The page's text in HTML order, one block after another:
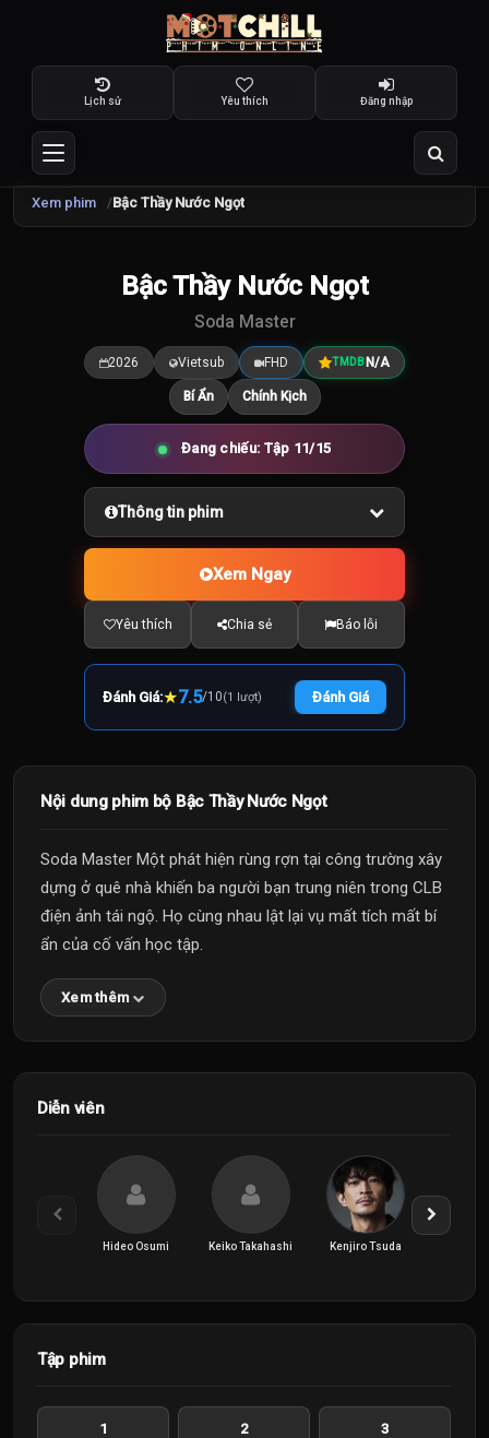
Lịch sử Yêu thích Đăng nhập
Xem phim Bậc Thầy Nước Ngọt
7.5 /10
Bậc Thầy Nước Ngọt
Soda Master
2026 Vietsub FHD TMDB N/A
Bí Ẩn Chính Kịch
Đang chiếu: Tập 11/15
Thông tin phim
Xem Ngay
Yêu thích Chia sẻ Báo lỗi
Đánh Giá:★7.5/10(1 lượt) Đánh Giá
Nội dung phim bộ Bậc Thầy Nước Ngọt
Soda Master Một phát hiện rùng rợn tại công trường xây
dựng ở quê nhà khiến ba người bạn trung niên trong CLB
điện ảnh tái ngộ. Họ cùng nhau lật lại vụ mất tích mất bí
ẩn của cố vấn học tập.
Xem thêm
Diễn viên
Hideo Osumi Keiko Takahashi Kenjiro Tsuda
Tập phim
1
2
3